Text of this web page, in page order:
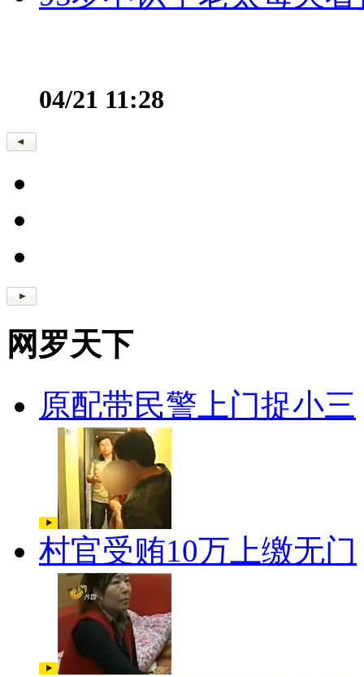
04/21 11:28
网罗天下
原配带民警上门捉小三
村官受贿10万上缴无门